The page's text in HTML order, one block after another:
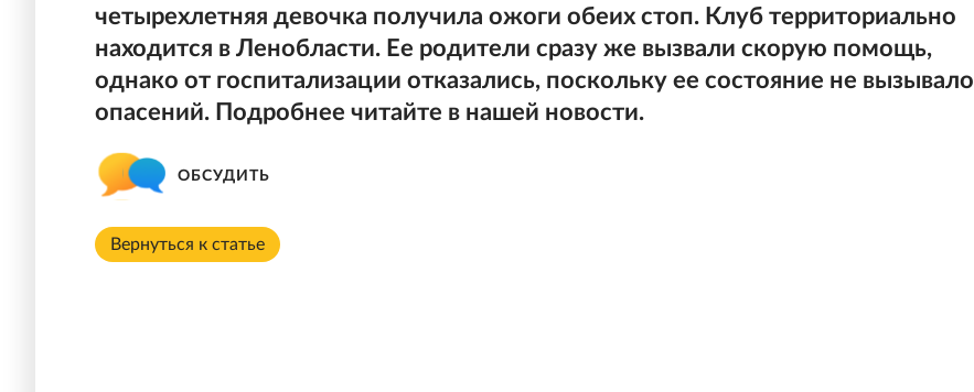
четырехлетняя девочка получила ожоги обеих стоп. Клуб территориально
находится в Ленобласти. Ее родители сразу же вызвали скорую помощь,
однако от госпитализации отказались, поскольку ее состояние не вызывало
опасений. Подробнее читайте в нашей новости.
ОБСУДИТЬ
Вернуться к статье